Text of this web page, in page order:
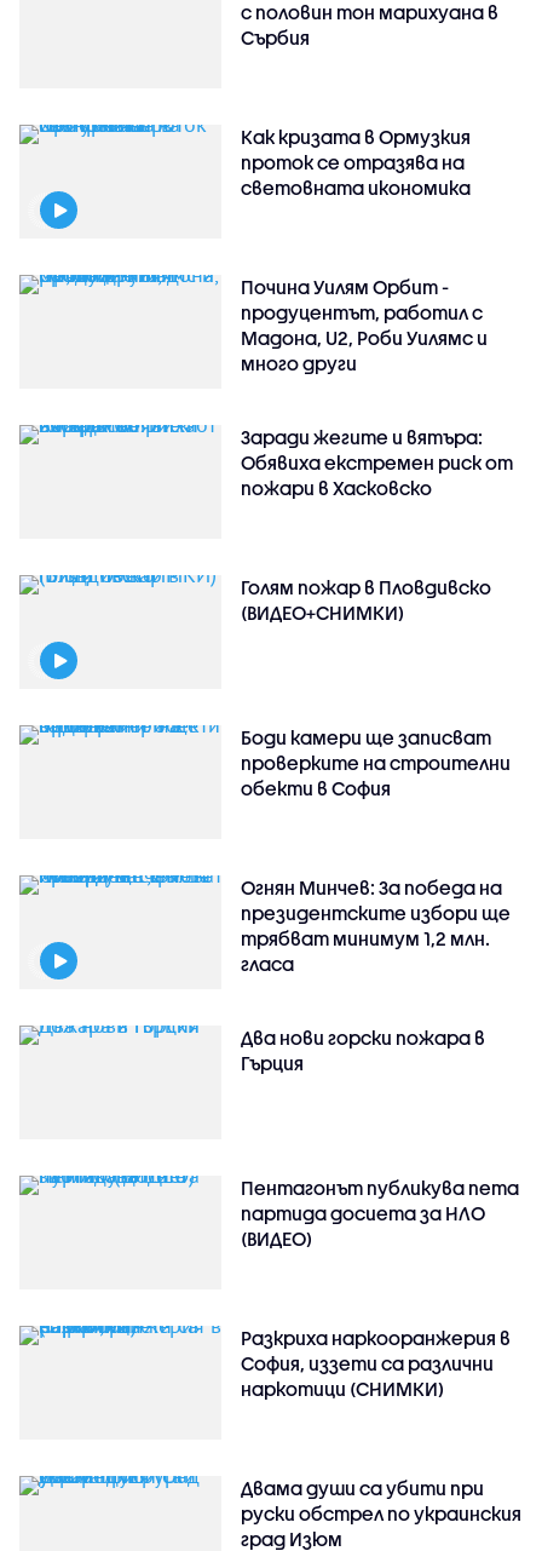
с половин тон марихуана в
Сърбия
Как кризата в Ормузкия
проток се отразява на
световната икономика
Почина Уилям Орбит -
продуцентът, работил с
Мадона, U2, Роби Уилямс и
много други
Заради жегите и вятъра:
Обявиха екстремен риск от
пожари в Хасковско
Голям пожар в Пловдивско
(ВИДЕО+СНИМКИ)
Боди камери ще записват
проверките на строителни
обекти в София
Огнян Минчев: За победа на
президентските избори ще
трябват минимум 1,2 млн.
гласа
Два нови горски пожара в
Гърция
Пентагонът публикува пета
партида досиета за НЛО
(ВИДЕО)
Разкриха наркооранжерия в
София, иззети са различни
наркотици (СНИМКИ)
Двама души са убити при
руски обстрeл по украинския
град Изюм